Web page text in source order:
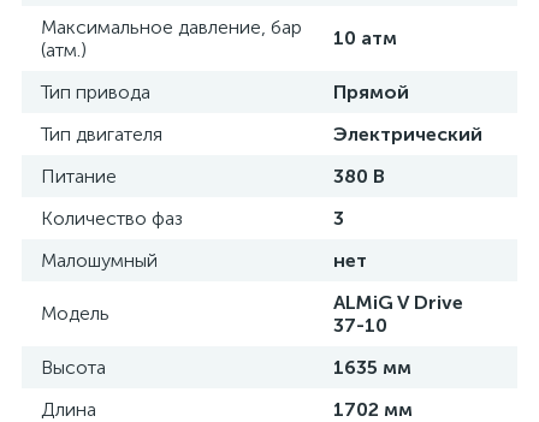
Максимальное давление, бар
(атм.)
10 атм
Тип привода
Прямой
Тип двигателя
Электрический
Питание
380 В
Количество фаз
3
Малошумный
нет
Модель
ALMiG V Drive
37-10
Высота
1635 мм
Длина
1702 мм